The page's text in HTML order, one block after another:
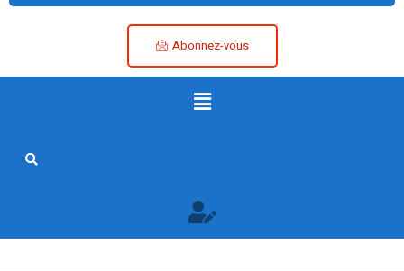
Abonnez-vous